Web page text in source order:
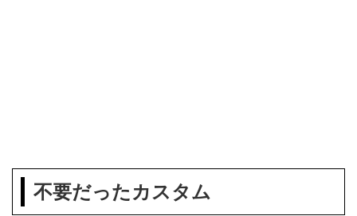
不要だったカスタム